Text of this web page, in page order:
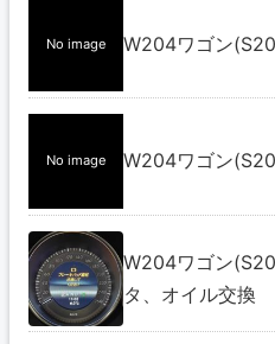
No image W204ワゴン
No image W204ワゴン
W204ワゴン
タ、オイル交換